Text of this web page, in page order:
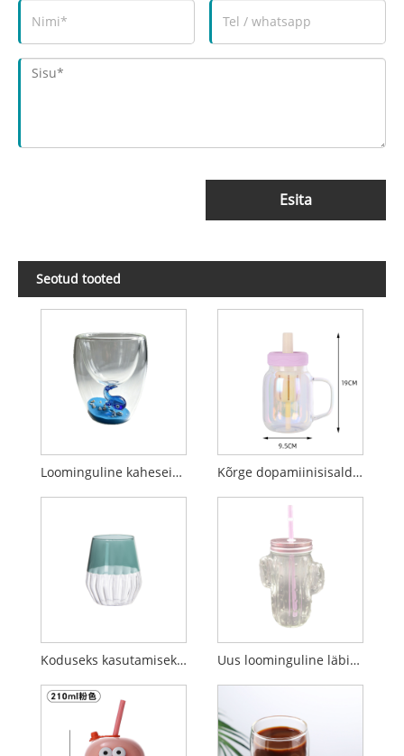
Esita
Seotud tooted
Loominguline kaheseinaline klaasist tass 3D ookeanivaala sisetükiga Kõrge dopamiinisisaldusega boorsilikaatklaasist trummel õlgedega
Koduseks kasutamiseks mõeldud triibuline värviplokiga kõrge boorsilikaatklaasist hommikusöögitops Uus loominguline läbipaistev käepidemega klaasist tass